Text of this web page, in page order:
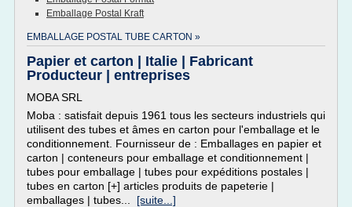
Emballage Postal Kraft
EMBALLAGE POSTAL TUBE CARTON »
Papier et carton | Italie | Fabricant
Producteur | entreprises
MOBA SRL
Moba : satisfait depuis 1961 tous les secteurs industriels qui
utilisent des tubes et âmes en carton pour l'emballage et le
conditionnement. Fournisseur de : Emballages en papier et
carton | conteneurs pour emballage et conditionnement |
tubes pour emballage | tubes pour expéditions postales |
tubes en carton [+] articles produits de papeterie |
emballages | tubes... [suite...]